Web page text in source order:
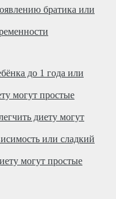
братика или
до 1 года или
могут простые
диету могут
или сладкий
могут простые